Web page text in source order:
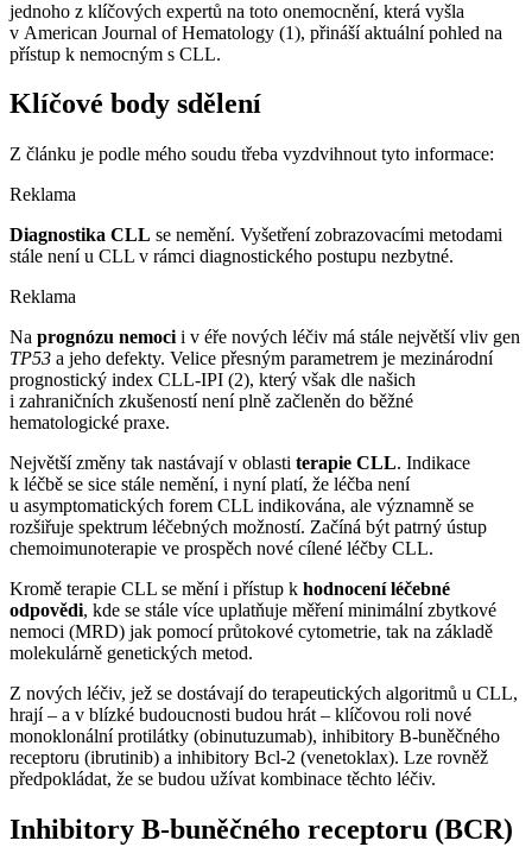
jednoho z klíčových expertů na toto onemocnění, která vyšla
v American Journal of Hematology (1), přináší aktuální pohled na
přístup k nemocným s CLL.
Klíčové body sdělení
Z článku je podle mého soudu třeba vyzdvihnout tyto informace:
Reklama
Diagnostika CLL se nemění. Vyšetření zobrazovacími metodami
stále není u CLL v rámci diagnostického postupu nezbytné.
Reklama
Na prognózu nemoci i v éře nových léčiv má stále největší vliv gen
TP53 a jeho defekty. Velice přesným parametrem je mezinárodní
prognostický index CLL-IPI (2), který však dle našich
i zahraničních zkušeností není plně začleněn do běžné
hematologické praxe.
Největší změny tak nastávají v oblasti terapie CLL. Indikace
k léčbě se sice stále nemění, i nyní platí, že léčba není
u asymptomatických forem CLL indikována, ale významně se
rozšiřuje spektrum léčebných možností. Začíná být patrný ústup
chemoimunoterapie ve prospěch nové cílené léčby CLL.
Kromě terapie CLL se mění i přístup k hodnocení léčebné
odpovědi, kde se stále více uplatňuje měření minimální zbytkové
nemoci (MRD) jak pomocí průtokové cytometrie, tak na základě
molekulárně genetických metod.
Z nových léčiv, jež se dostávají do terapeutických algoritmů u CLL,
hrají –⁠ a v blízké budoucnosti budou hrát –⁠ klíčovou roli nové
monoklonální protilátky (obinutuzumab), inhibitory B-buněčného
receptoru (ibrutinib) a inhibitory Bcl-2 (venetoklax). Lze rovněž
předpokládat, že se budou užívat kombinace těchto léčiv.
Inhibitory B-buněčného receptoru (BCR)